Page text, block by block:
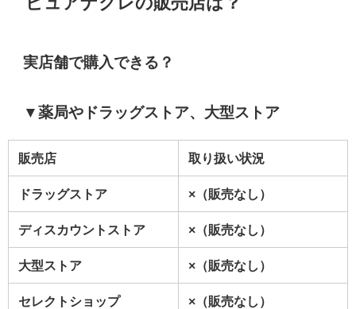
実店舗で購入できる？
▼薬局やドラッグストア、大型ストア
販売店 取り扱い状況
ドラッグストア ×（販売なし）
ディスカウントストア ×（販売なし）
大型ストア ×（販売なし）
セレクトショップ ×（販売なし）